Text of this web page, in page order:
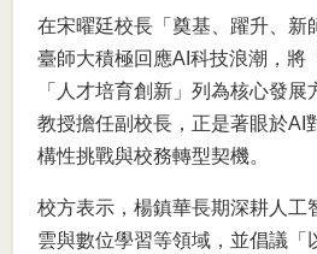
在宋曜廷校長「奠基、躍升、新
臺師大積極回應AI科技浪潮，將
「人才培育創新」列為核心發
教授擔任副校長，正是著眼於AI
構性挑戰與校務轉型契機。
校方表示，楊鎮華長期深耕人工
雲與數位學習等領域，並倡議「